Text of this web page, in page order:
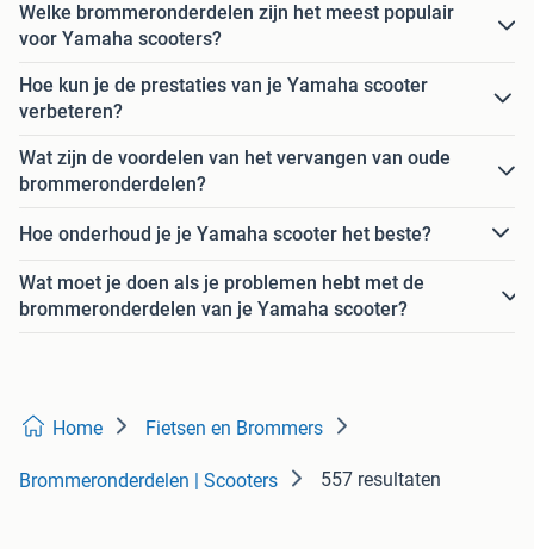
Welke brommeronderdelen zijn het meest populair
voor Yamaha scooters?
Hoe kun je de prestaties van je Yamaha scooter
verbeteren?
Wat zijn de voordelen van het vervangen van oude
brommeronderdelen?
Hoe onderhoud je je Yamaha scooter het beste?
Wat moet je doen als je problemen hebt met de
brommeronderdelen van je Yamaha scooter?
Home Fietsen en Brommers
Brommeronderdelen | Scooters 557 resultaten